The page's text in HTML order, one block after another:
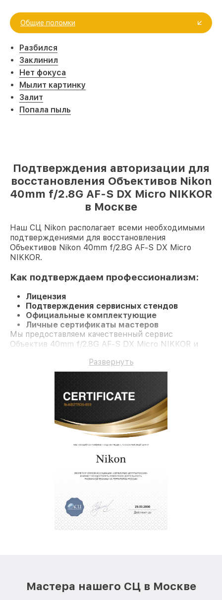
Общие поломки
Разбился
Заклинил
Нет фокуса
Мылит картинку
Залит
Попала пыль
Подтверждения авторизации для
восстановления Объективов Nikon
40mm f/2.8G AF-S DX Micro NIKKOR
в Москве
Наш СЦ Nikon располагает всеми необходимыми
подтверждениями для восстановления
Объективов Nikon 40mm f/2.8G AF-S DX Micro
NIKKOR.
Как подтверждаем профессионализм:
Лицензия
Подтверждения сервисных стендов
Официальные комплектующие
Личные сертификаты мастеров
Мы предоставляем качественный сервис
Объектив 40mm f/2.8G AF-S DX Micro NIKKOR и
Развернуть
Мастера нашего СЦ в Москве